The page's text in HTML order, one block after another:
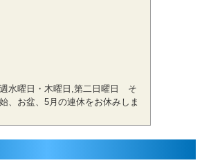
水曜日・木曜日,第二日曜日 そ
、お盆、5月の連休をお休みしま